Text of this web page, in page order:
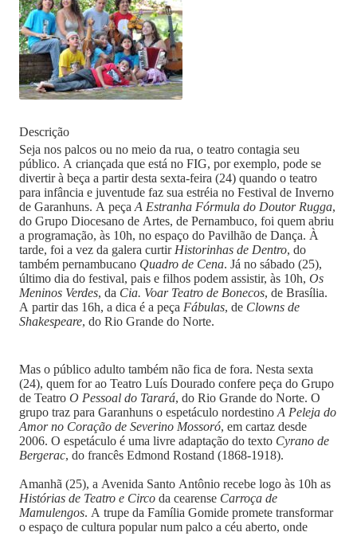
Descrição
Seja nos palcos ou no meio da rua, o teatro contagia seu
público. A criançada que está no FIG, por exemplo, pode se
divertir à beça a partir desta sexta-feira (24) quando o teatro
para infância e juventude faz sua estréia no Festival de Inverno
de Garanhuns. A peça A Estranha Fórmula do Doutor Rugga,
do Grupo Diocesano de Artes, de Pernambuco, foi quem abriu
a programação, às 10h, no espaço do Pavilhão de Dança. À
tarde, foi a vez da galera curtir Historinhas de Dentro, do
também pernambucano Quadro de Cena. Já no sábado (25),
último dia do festival, pais e filhos podem assistir, às 10h, Os
Meninos Verdes, da Cia. Voar Teatro de Bonecos, de Brasília.
A partir das 16h, a dica é a peça Fábulas, de Clowns de
Shakespeare, do Rio Grande do Norte.
Mas o público adulto também não fica de fora. Nesta sexta
(24), quem for ao Teatro Luís Dourado confere peça do Grupo
de Teatro O Pessoal do Tarará, do Rio Grande do Norte. O
grupo traz para Garanhuns o espetáculo nordestino A Peleja do
Amor no Coração de Severino Mossoró, em cartaz desde
2006. O espetáculo é uma livre adaptação do texto Cyrano de
Bergerac, do francês Edmond Rostand (1868-1918).
Amanhã (25), a Avenida Santo Antônio recebe logo às 10h as
Histórias de Teatro e Circo da cearense Carroça de
Mamulengos. A trupe da Família Gomide promete transformar
o espaço de cultura popular num palco a céu aberto, onde